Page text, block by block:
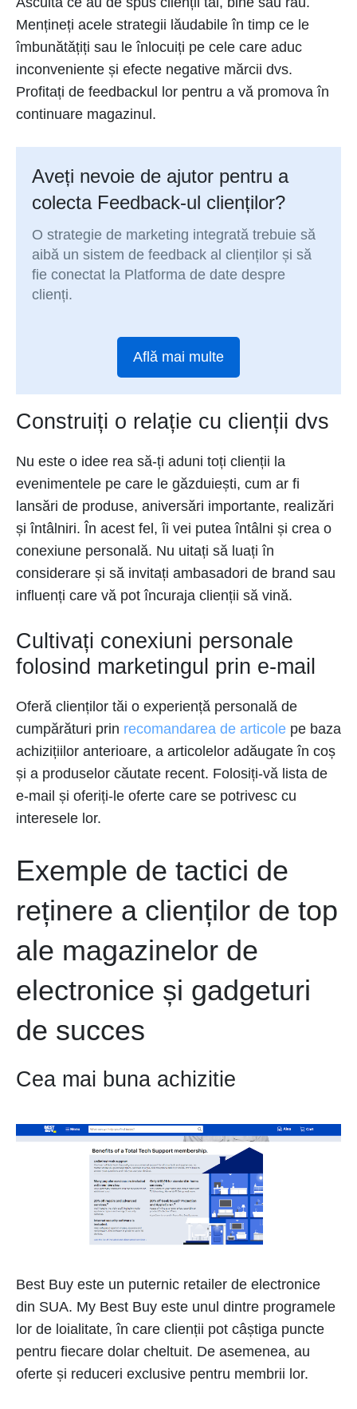
Mențineți acele strategii lăudabile în timp ce le
îmbunătățiți sau le înlocuiți pe cele care aduc
inconveniente și efecte negative mărcii dvs.
Profitați de feedbackul lor pentru a vă promova în
continuare magazinul.
Aveți nevoie de ajutor pentru a
colecta Feedback-ul clienților?
O strategie de marketing integrată trebuie să
aibă un sistem de feedback al clienților și să
fie conectat la Platforma de date despre
clienți.
Află mai multe
Construiți o relație cu clienții dvs
Nu este o idee rea să-ți aduni toți clienții la
evenimentele pe care le găzduiești, cum ar fi
lansări de produse, aniversări importante, realizări
și întâlniri. În acest fel, îi vei putea întâlni și crea o
conexiune personală. Nu uitați să luați în
considerare și să invitați ambasadori de brand sau
influenți care vă pot încuraja clienții să vină.
Cultivați conexiuni personale
folosind marketingul prin e-mail
Oferă clienților tăi o experiență personală de
cumpărături prin recomandarea de articole pe baza
achizițiilor anterioare, a articolelor adăugate în coș
și a produselor căutate recent. Folosiți-vă lista de
e-mail și oferiți-le oferte care se potrivesc cu
interesele lor.
Exemple de tactici de
reținere a clienților de top
ale magazinelor de
electronice și gadgeturi
de succes
Cea mai buna achizitie
Best Buy este un puternic retailer de electronice
din SUA. My Best Buy este unul dintre programele
lor de loialitate, în care clienții pot câștiga puncte
pentru fiecare dolar cheltuit. De asemenea, au
oferte și reduceri exclusive pentru membrii lor.